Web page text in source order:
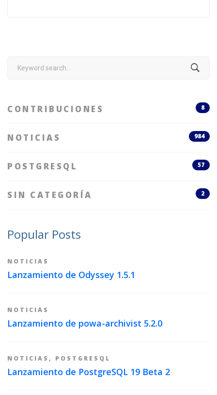
Search
CONTRIBUCIONES 8
NOTICIAS 984
POSTGRESQL 57
SIN CATEGORÍA 2
Popular Posts
NOTICIAS
Lanzamiento de Odyssey 1.5.1
NOTICIAS
Lanzamiento de powa-archivist 5.2.0
NOTICIAS , POSTGRESQL
Lanzamiento de PostgreSQL 19 Beta 2